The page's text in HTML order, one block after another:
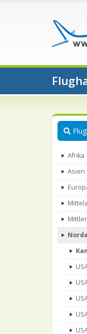
Afrika
Asien